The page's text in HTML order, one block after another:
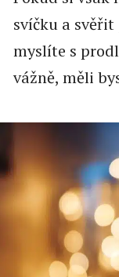
svíčku a
myslíte s
vážně, měli